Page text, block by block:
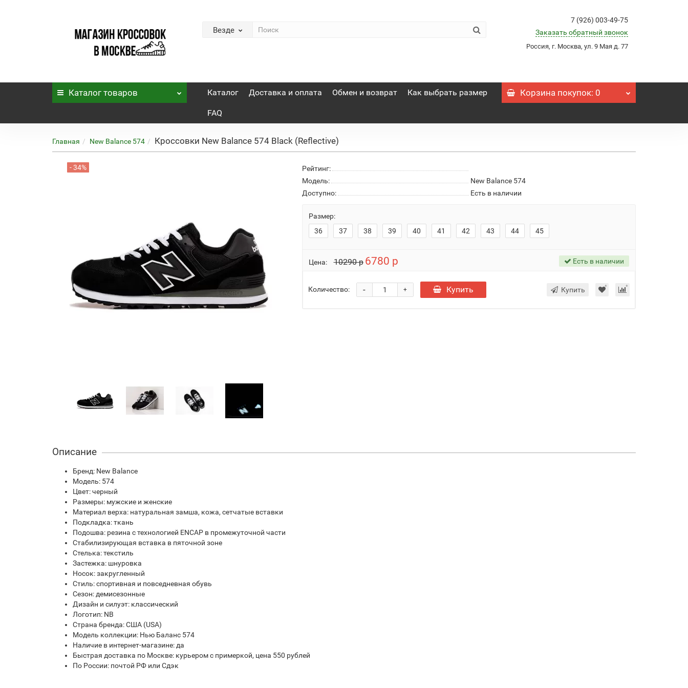
Везде
7 (926) 003-49-75
Заказать обратный звонок
Россия, г. Москва, ул. 9 Мая д. 77
Каталог товаров Каталог Доставка и оплата Обмен и возврат Как выбрать размер
FAQ
Корзинапокупок: 0
Главная New Balance 574 Кроссовки New Balance 574 Black (Reflective)
- 34%
Рейтинг:
Модель:
New Balance 574
Доступно:
Есть в наличии
Размер:
36
37 38 39 40 41 42 43 44 45
Цена: 10290 р 6780 р Есть в наличии
Количество: +
- Купить Купить
Описание
Бренд: New Balance
Модель: 574
Цвет: черный
Размеры: мужские и женские
Материал верха: натуральная замша, кожа, сетчатые вставки
Подкладка: ткань
Подошва: резина с технологией ENCAP в промежуточной части
Стабилизирующая вставка в пяточной зоне
Стелька: текстиль
Застежка: шнуровка
Носок: закругленный
Стиль: спортивная и повседневная обувь
Сезон: демисезонные
Дизайн и силуэт: классический
Логотип: NB
Страна бренда: США (USA)
Модель коллекции: Нью Баланс 574
Наличие в интернет-магазине: да
Быстрая доставка по Москве: курьером с примеркой, цена 550 рублей
По России: почтой РФ или Сдэк